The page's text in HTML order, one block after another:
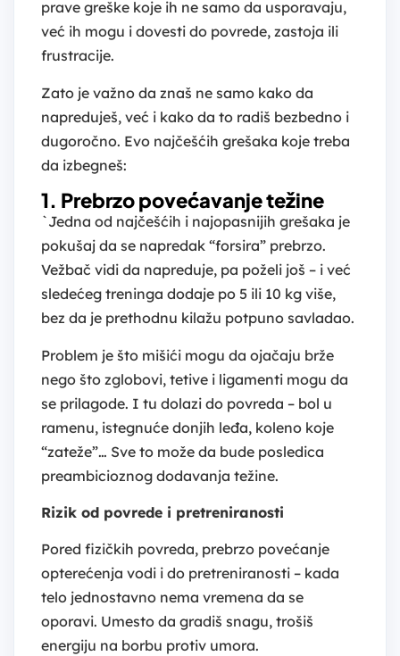
prave greške koje ih ne samo da usporavaju,
već ih mogu i dovesti do povrede, zastoja ili
frustracije.
Zato je važno da znaš ne samo kako da
napreduješ, već i kako da to radiš bezbedno i
dugoročno. Evo najčešćih grešaka koje treba
da izbegneš:
1. Prebrzo povećavanje težine
`Jedna od najčešćih i najopasnijih grešaka je
pokušaj da se napredak “forsira” prebrzo.
Vežbač vidi da napreduje, pa poželi još – i već
sledećeg treninga dodaje po 5 ili 10 kg više,
bez da je prethodnu kilažu potpuno savladao.
Problem je što mišići mogu da ojačaju brže
nego što zglobovi, tetive i ligamenti mogu da
se prilagode. I tu dolazi do povreda – bol u
ramenu, istegnuće donjih leđa, koleno koje
“zateže”… Sve to može da bude posledica
preambicioznog dodavanja težine.
Rizik od povrede i pretreniranosti
Pored fizičkih povreda, prebrzo povećanje
opterećenja vodi i do pretreniranosti – kada
telo jednostavno nema vremena da se
oporavi. Umesto da gradiš snagu, trošiš
energiju na borbu protiv umora.